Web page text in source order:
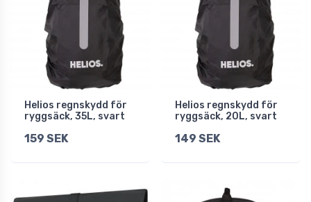
Helios regnskydd för
ryggsäck, 35L, svart
159 SEK
Helios regnskydd för
ryggsäck, 20L, svart
149 SEK